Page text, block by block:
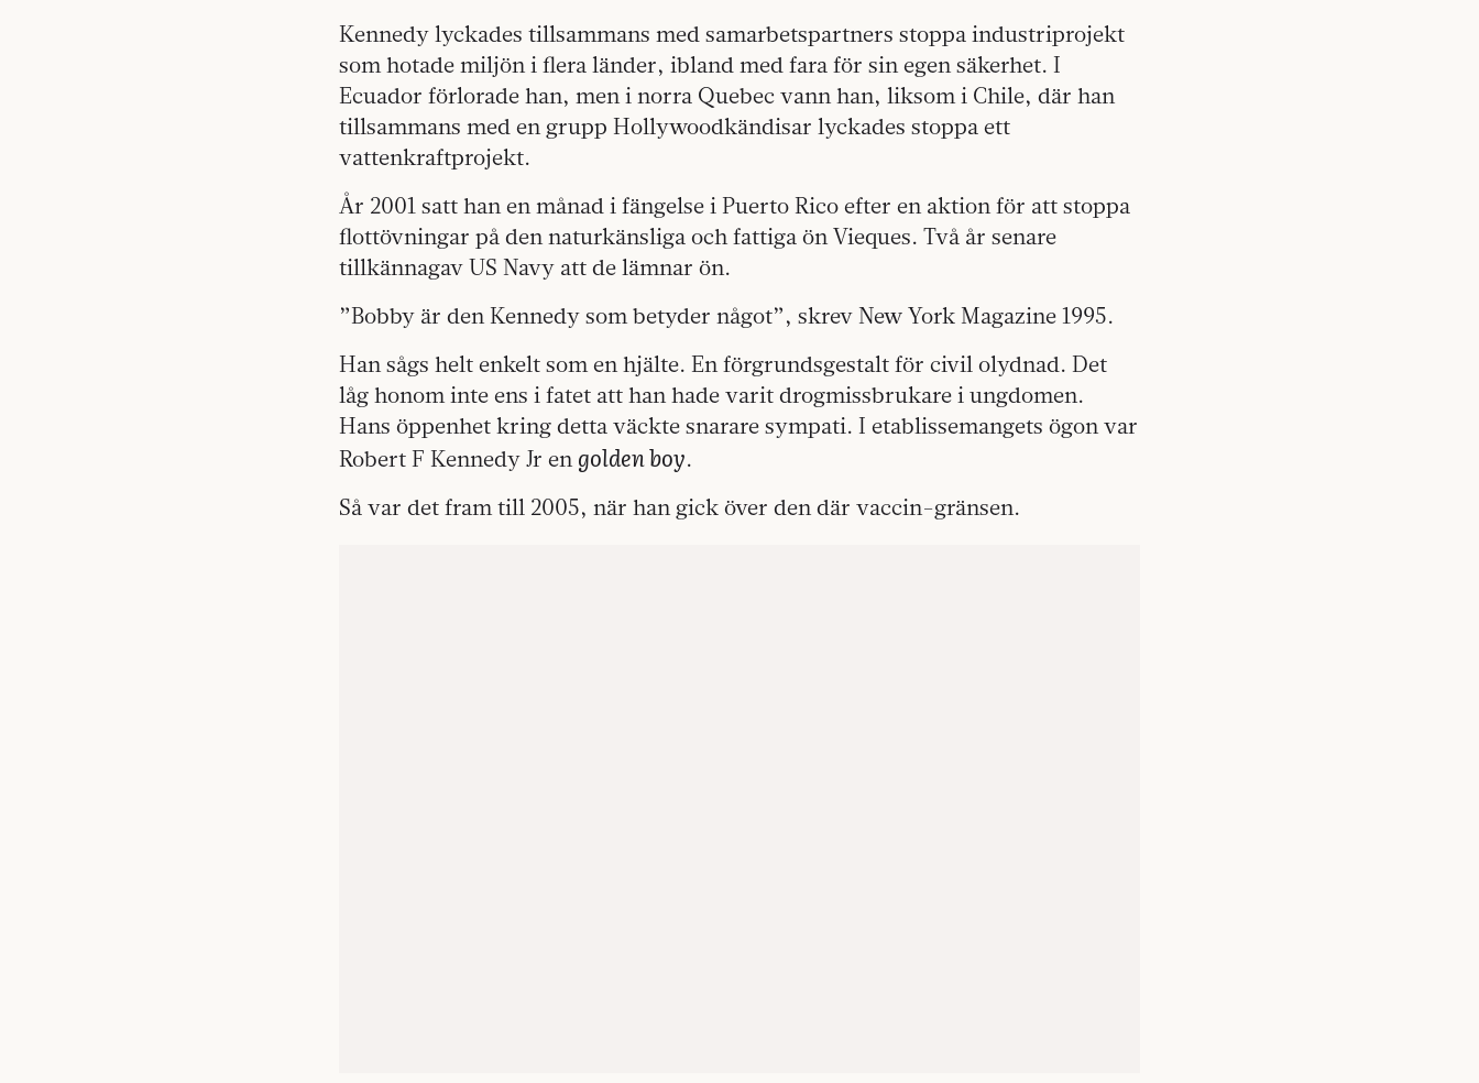
Kennedy lyckades tillsammans med samarbetspartners stoppa industriprojekt
som hotade miljön i flera länder, ibland med fara för sin egen säkerhet. I
Ecuador förlorade han, men i norra Quebec vann han, liksom i Chile, där han
tillsammans med en grupp Hollywoodkändisar lyckades stoppa ett
vattenkraftprojekt.
År 2001 satt han en månad i fängelse i Puerto Rico efter en aktion för att stoppa
flottövningar på den naturkänsliga och fattiga ön Vieques. Två år senare
tillkännagav US Navy att de lämnar ön.
”Bobby är den Kennedy som betyder något”, skrev New York Magazine 1995.
Han sågs helt enkelt som en hjälte. En förgrundsgestalt för civil olydnad. Det
låg honom inte ens i fatet att han hade varit drogmissbrukare i ungdomen.
Hans öppenhet kring detta väckte snarare sympati. I etablissemangets ögon var
Robert F Kennedy Jr en golden boy.
Så var det fram till 2005, när han gick över den där vaccin-gränsen.